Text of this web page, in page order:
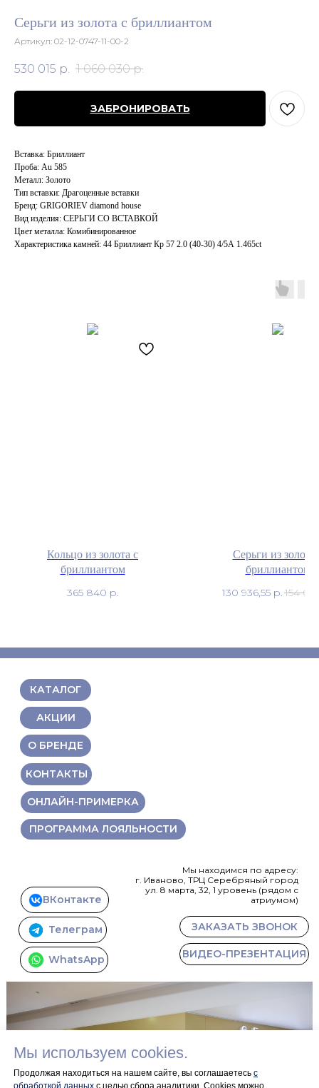
Мы используем cookies.
Продолжая находиться на нашем сайте, вы соглашаетесь с
Серьги из золота с бриллиантом
Артикул: 02-12-0747-11-00-2
530 015 р. 1 060 030 р.
ЗАБРОНИРОВАТЬ
Вставка: Бриллиант
Проба: Au 585
Металл: Золото
Тип вставки: Драгоценные вставки
Бренд: GRIGORIEV diamond house
Вид изделия: СЕРЬГИ СО ВСТАВКОЙ
Цвет металла: Комибинированное
Характеристика камней: 44 Бриллиант Кр 57 2.0 (40-30) 4/5А 1.465ct
Кольцо из золота с
бриллиантом
365 840 р.
Серьги из золота
бриллиантом
130 936,55 р.154
Мы находимся по адресу:
г. Иваново, ТРЦ Серебряный город
ул. 8 марта, 32, 1 уровень (рядом с
атриумом)
КАТАЛОГ
АКЦИИ
О БРЕНДЕ
КОНТАКТЫ
ОНЛАЙН-ПРИМЕРКА
ПРОГРАММА ЛОЯЛЬНОСТИ
ВКонтакте
Телеграм
WhatsApp
ЗАКАЗАТЬ ЗВОНОК
ВИДЕО-ПРЕЗЕНТАЦИЯ